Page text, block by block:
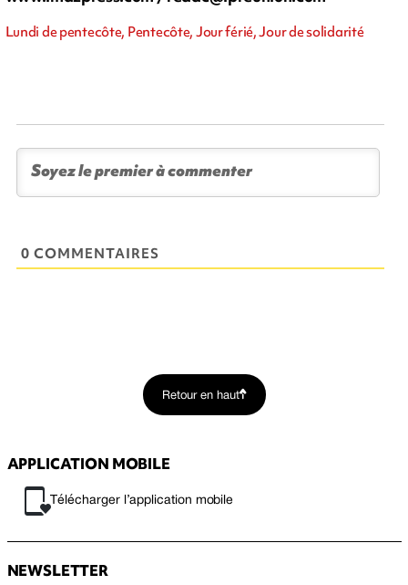
Lundi de pentecôte, Pentecôte, Jour férié, Jour de solidarité
0 COMMENTAIRES
Retour en haut
APPLICATION MOBILE
Télécharger l’application mobile
NEWSLETTER